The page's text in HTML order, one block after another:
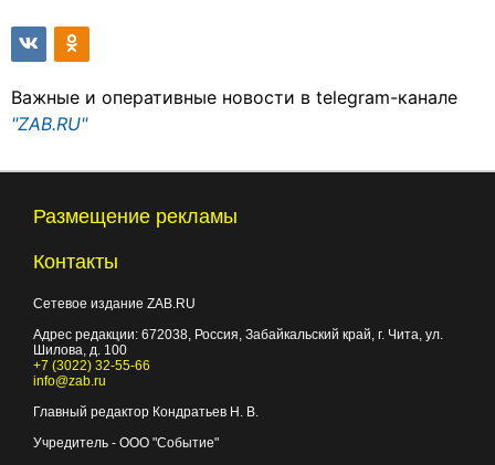
Важные и оперативные новости в telegram-канале
"ZAB.RU"
Размещение рекламы
Контакты
Сетевое издание ZAB.RU
Адрес редакции: 672038, Россия, Забайкальский край, г. Чита, ул.
Шилова, д. 100
+7 (3022) 32-55-66
info@zab.ru
Главный редактор Кондратьев Н. В.
Учредитель - ООО "Событие"